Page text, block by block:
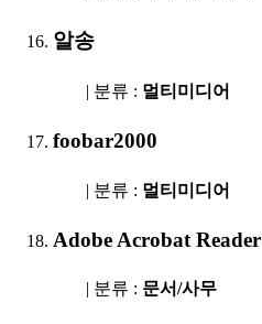
알송
| 분류 : 멀티미디어
foobar2000
| 분류 : 멀티미디어
Adobe Acrobat Reader
| 분류 : 문서/사무